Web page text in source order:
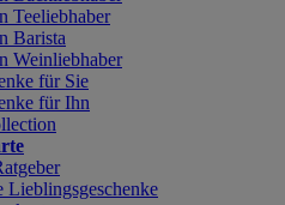
Teeliebhaber
Barista
Weinliebhaber
für Sie
für Ihn
Lieblingsgeschenke